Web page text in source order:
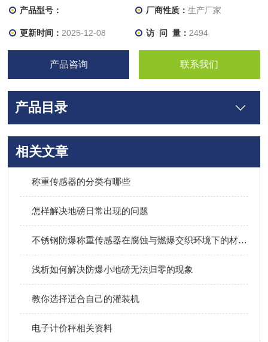
产品型号：
厂商性质： 生产厂家
更新时间： 2025-12-08 访 问 量： 2494
产品咨询 联系我们
产品目录
相关文章
称重传感器的分类有哪些
怎样解决地磅日常出现的问题
不锈钢防爆称重传感器在腐蚀与燃爆交织环境下的材质叙事
浅析如何解决防爆小地磅无法归零的现象
教你选择适合自己的灌装机
电子计价秤相关资料